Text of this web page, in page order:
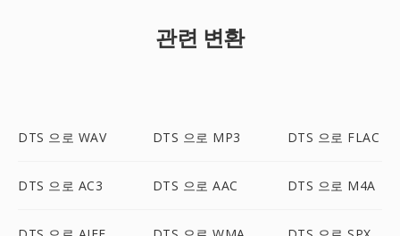
관련 변환
DTS 으로 WAV DTS 으로 MP3 DTS 으로 FLAC
DTS 으로 AC3 DTS 으로 AAC DTS 으로 M4A